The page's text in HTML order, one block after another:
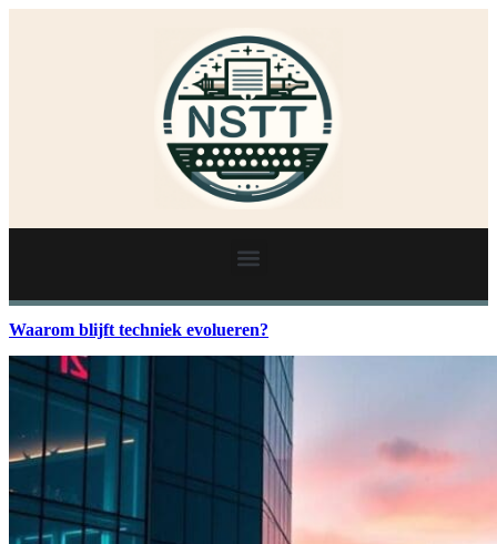
Waarom blijft techniek evolueren?